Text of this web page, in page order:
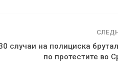
случаи на полициска
по протестите во